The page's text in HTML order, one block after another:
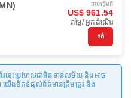
ចាប់ផ្ដើមពី
US$ 961.54
តម្លៃ/ អ្នកដំណើរ
កក់
រនេះប្រហែលជាមិនទាន់សម័យ និងអាច
យើងខិតខំផ្តល់ព័ត៌មានត្រឹមត្រូវ និង